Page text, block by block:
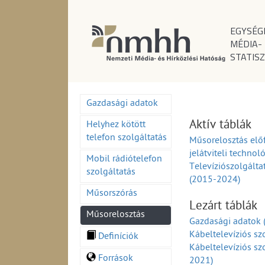
MÉDIA-
Gazdasági adatok
Helyhez kötött
telefon szolgáltatás
Mobil rádiótelefon
szolgáltatás
Műsorszórás
Műsorelosztás
Definíciók
Források
Aktív táblák
Műsorelosztás
jelátviteli
(2015-2024)
Lezárt táblák
Gazdasági
Kábeltelevíziós
Kábeltelevíziós
2021)